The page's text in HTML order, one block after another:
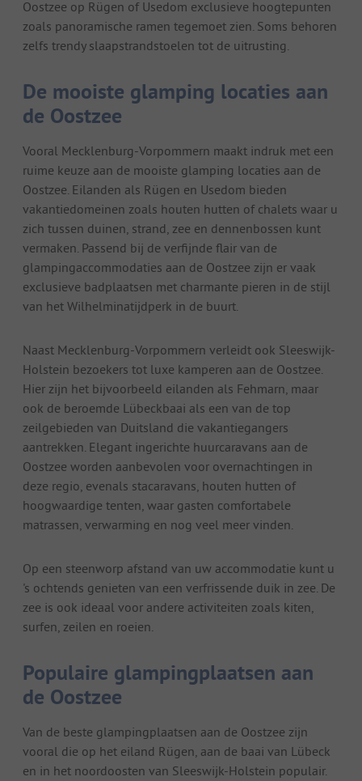
Oostzee op Rügen of Usedom exclusieve hoogtepunten
zoals panoramische ramen tegemoet zien. Soms behoren
zelfs trendy slaapstrandstoelen tot de uitrusting.
De mooiste glamping locaties aan
de Oostzee
Vooral Mecklenburg-Vorpommern maakt indruk met een
ruime keuze aan de mooiste glamping locaties aan de
Oostzee. Eilanden als Rügen en Usedom bieden
vakantiedomeinen zoals houten hutten of chalets waar u
zich tussen duinen, strand, zee en dennenbossen kunt
vermaken. Passend bij de verfijnde flair van de
glampingaccommodaties aan de Oostzee zijn er vaak
exclusieve badplaatsen met charmante pieren in de stijl
van het Wilhelminatijdperk in de buurt.
Naast Mecklenburg-Vorpommern verleidt ook Sleeswijk-
Holstein bezoekers tot luxe kamperen aan de Oostzee.
Hier zijn het bijvoorbeeld eilanden als Fehmarn, maar
ook de beroemde Lübeckbaai als een van de top
zeilgebieden van Duitsland die vakantiegangers
aantrekken. Elegant ingerichte huurcaravans aan de
Oostzee worden aanbevolen voor overnachtingen in
deze regio, evenals stacaravans, houten hutten of
hoogwaardige tenten, waar gasten comfortabele
matrassen, verwarming en nog veel meer vinden.
Op een steenworp afstand van uw accommodatie kunt u
's ochtends genieten van een verfrissende duik in zee. De
zee is ook ideaal voor andere activiteiten zoals kiten,
surfen, zeilen en roeien.
Populaire glampingplaatsen aan
de Oostzee
Van de beste glampingplaatsen aan de Oostzee zijn
vooral die op het eiland Rügen, aan de baai van Lübeck
en in het noordoosten van Sleeswijk-Holstein populair.